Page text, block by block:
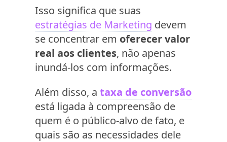
Isso significa que suas
estratégias de Marketing devem
se concentrar em oferecer valor
real aos clientes, não apenas
inundá-los com informações.
Além disso, a taxa de conversão
está ligada à compreensão de
quem é o público-alvo de fato, e
quais são as necessidades dele